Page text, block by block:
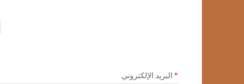
البريد الإلكتروني